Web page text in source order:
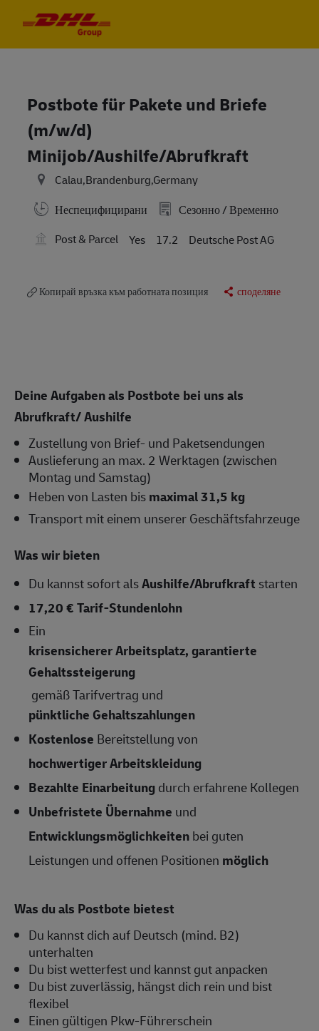
Postbote für Pakete und Briefe
(m/w/d)
Minijob/Aushilfe/Abrufkraft
Calau,Brandenburg,Germany
Неспецифицирани
Сезонно / Временно
Post & Parcel
Yes 17.2 Deutsche Post AG
Копирай връзка към работната позиция споделяне
Deine Aufgaben als Postbote bei uns als
Abrufkraft/ Aushilfe
Zustellung von Brief- und Paketsendungen
Auslieferung an max. 2 Werktagen (zwischen
Montag und Samstag)
Heben von Lasten bismaximal 31,5 kg
Transport mit einem unserer Geschäftsfahrzeuge
Was wir bieten
Du kannst sofort alsAushilfe/Abrufkraft starten
17,20 € Tarif-Stundenlohn
Ein
krisensicherer Arbeitsplatz, garantierte
Gehaltssteigerung
gemäß Tarifvertrag und
pünktliche Gehaltszahlungen
Kostenlose Bereitstellung von
hochwertiger Arbeitskleidung
Bezahlte Einarbeitungdurch erfahrene Kollegen
Unbefristete Übernahme und
Entwicklungsmöglichkeitenbei guten
Leistungen und offenen Positionen möglich
Was du als Postbote bietest
Du kannst dich auf Deutsch (mind. B2)
unterhalten
Du bist wetterfest und kannst gut anpacken
Du bist zuverlässig, hängst dich rein und bist
flexibel
Einen gültigen Pkw-Führerschein